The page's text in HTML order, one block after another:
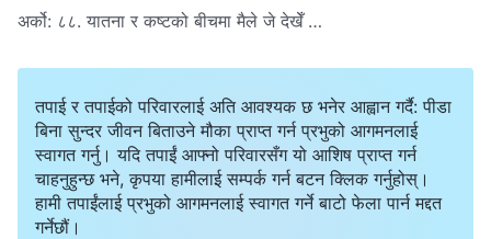
अर्को: ८८. यातना र कष्टको बीचमा मैले जे देखेँ …
तपाई र तपाईको परिवारलाई अति आवश्यक छ भनेर आह्वान गर्दै: पीडा
बिना सुन्दर जीवन बिताउने मौका प्राप्त गर्न प्रभुको आगमनलाई
स्वागत गर्नु। यदि तपाईं आफ्नो परिवारसँग यो आशिष प्राप्त गर्न
चाहनुहुन्छ भने, कृपया हामीलाई सम्पर्क गर्न बटन क्लिक गर्नुहोस्।
हामी तपाईंलाई प्रभुको आगमनलाई स्वागत गर्ने बाटो फेला पार्न मद्दत
गर्नेछौं।